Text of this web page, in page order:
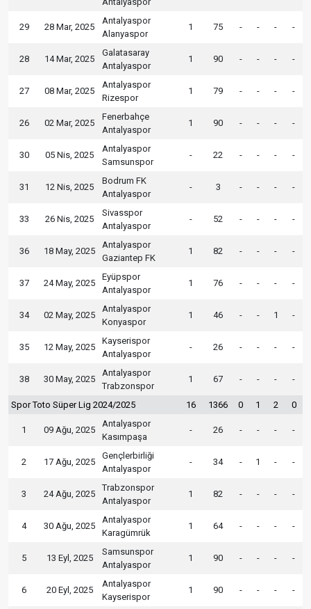
29 28 Mar, 2025
Antalyaspor
Alanyaspor
1 75 - - - -
28 14 Mar, 2025
Galatasaray
Antalyaspor
1 90 - - - -
27 08 Mar, 2025
Antalyaspor
Rizespor
1 79 - - - -
26 02 Mar, 2025
Fenerbahçe
Antalyaspor
1 90 - - - -
30 05 Nis, 2025
Antalyaspor
Samsunspor
- 22 - - - -
31 12 Nis, 2025
Bodrum FK
Antalyaspor
- 3 - - - -
33 26 Nis, 2025
Sivasspor
Antalyaspor
- 52 - - - -
36 18 May, 2025
Antalyaspor
Gaziantep FK
1 82 - - - -
37 24 May, 2025
Eyüpspor
Antalyaspor
1 76 - - - -
34 02 May, 2025
Antalyaspor
Konyaspor
1 46 - - 1 -
35 12 May, 2025
Kayserispor
Antalyaspor
- 26 - - - -
38 30 May, 2025
Antalyaspor
Trabzonspor
1 67 - - - -
Spor Toto Süper Lig 2024/2025 16 1366 0 1 2 0
1 09 Ağu, 2025
Antalyaspor
Kasımpaşa
- 26 - - - -
2 17 Ağu, 2025
Gençlerbirliği
Antalyaspor
- 34 - 1 - -
3 24 Ağu, 2025
Trabzonspor
Antalyaspor
1 82 - - - -
4 30 Ağu, 2025
Antalyaspor
Karagümrük
1 64 - - - -
5 13 Eyl, 2025
Samsunspor
Antalyaspor
1 90 - - - -
6 20 Eyl, 2025
Antalyaspor
Kayserispor
1 90 - - - -